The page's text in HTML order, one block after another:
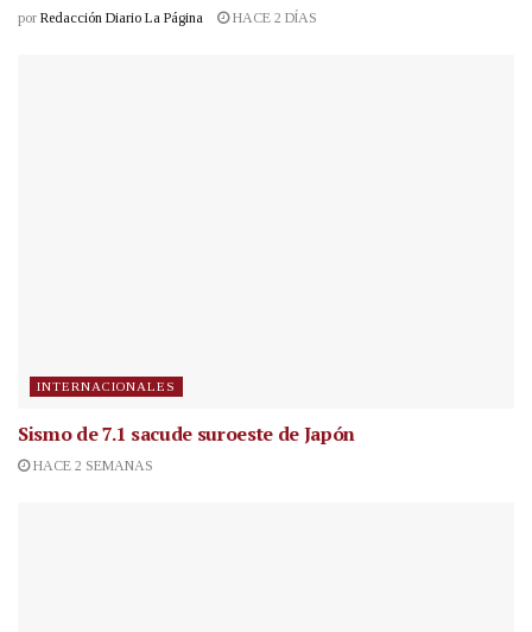
por Redacción Diario La Página HACE 2 DÍAS
INTERNACIONALES
Sismo de 7.1 sacude suroeste de Japón
HACE 2 SEMANAS